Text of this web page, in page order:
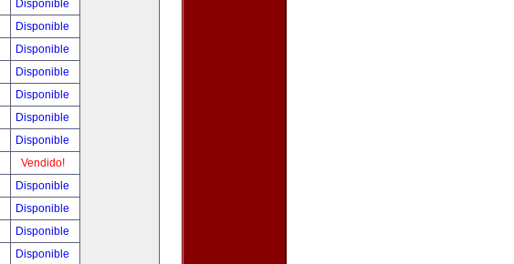
Disponible
Disponible
Disponible
Disponible
Disponible
Disponible
Disponible
Vendido!
Disponible
Disponible
Disponible
Disponible